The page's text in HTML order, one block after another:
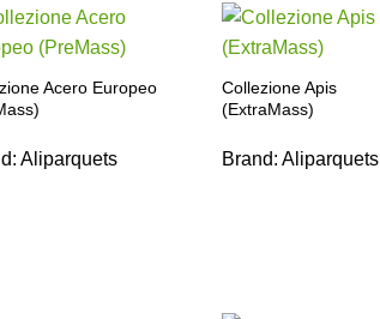
Acero Europeo
Aliparquets
Collezione Apis
(ExtraMass)
Brand: Aliparquets